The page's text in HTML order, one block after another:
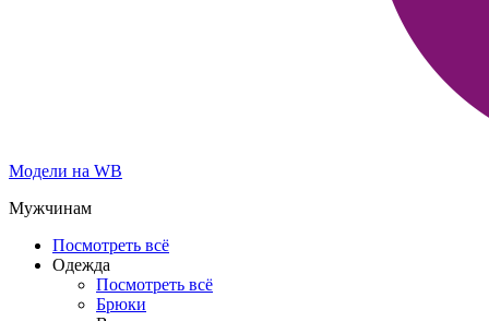
Модели на WB
Мужчинам
Посмотреть всё
Одежда
Посмотреть всё
Брюки